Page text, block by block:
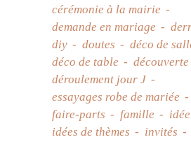
cérémonie à la mairie
demande en mariage
diy
doutes
déco de
déco de table
découverte
déroulement jour J
essayages robe de mariée
faire-parts
famille
idées de thèmes
invités